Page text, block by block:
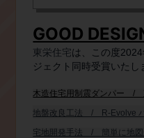
GOOD
東栄住宅​は、この度
ジェクト同時受賞いたし
木造住宅用制震ダンパー /
地盤改良工法 / R-Evolve
宅地開発手法 / 簡単に地図